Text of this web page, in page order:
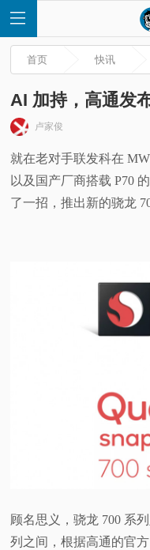
页
体
首页 快讯
AI 加持，高通发
卢家俊
就在老对手联发科在
以及国产厂商搭载 P70
了一招，推出新的骁龙
顾名思义，骁龙 700 系
列之间，根据高通的官